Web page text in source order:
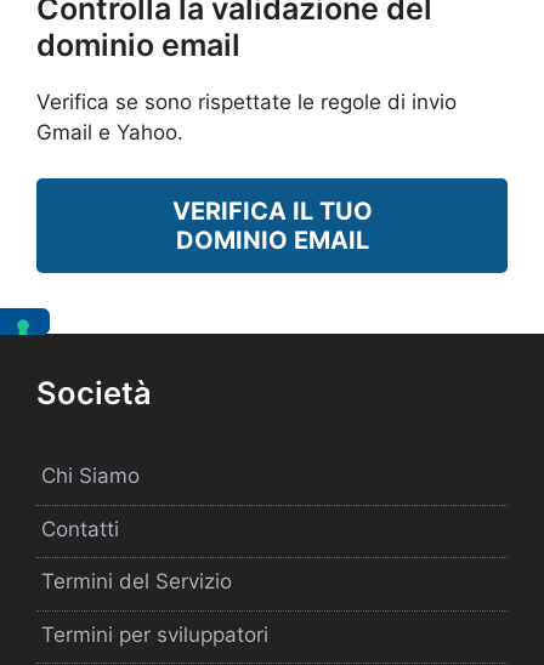
Controlla la validazione del
dominio email
Verifica se sono rispettate le regole di invio
Gmail e Yahoo.
VERIFICA IL TUO
DOMINIO EMAIL
Società
Chi Siamo
Contatti
Termini del Servizio
Termini per sviluppatori